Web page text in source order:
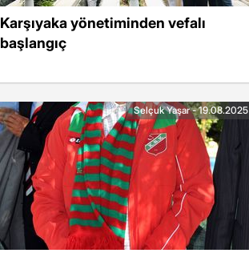
Karşıyaka yönetiminden vefalı
başlangıç
Selçuk Yaşar - 19.08.2025